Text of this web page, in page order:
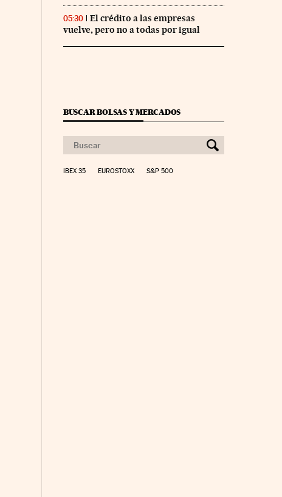
05:30
El crédito a las empresas
vuelve, pero no a todas por igual
BUSCAR BOLSAS Y MERCADOS
IBEX 35 EUROSTOXX S&P 500